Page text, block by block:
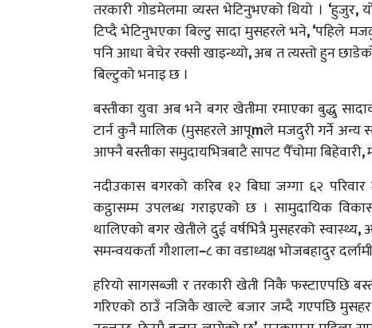
तरकारी गोडमेलमा व्यस्त भेटिनुभएको थियो । ‘हुजुर,
टिप्दै भेटिनुभएका बिल्टु सादा मुसहरले भने, ‘पहिले
पनि आधा बेचेर रक्सी खाइन्थ्यो,अब त त्यस्तो हुन
बिल्टुको भनाइ छ ।
बस्तीका युवा अब भने बगर खेतीमा रमाएका बुद्धु
टार्न कुनै मालिक (मुसहरले आपूmले मजदुरी गर्ने अन्य
आफ्नै बस्तीका समुदायभित्रबाटै सापट पैँचोमा बिहेवारी,
नदीउकास बगरको करिब १२ बिघा जग्गा ६२
कट्ठासम्म उपलब्ध गराइएको छ । सामुदायिक
थालिएको बगर खेतीले दुई वर्षभित्रै मुसहरको स्वास्थ्य,
समन्वयकर्ता गौशाला–८ का वडाध्यक्ष भोजबहादुर
हरियो सागसब्जी र तरकारी खेती निकै फस्टाएपछि
गरिएको ठाउँ नजिकै खाल्टे बजार जम्दै गएपछि